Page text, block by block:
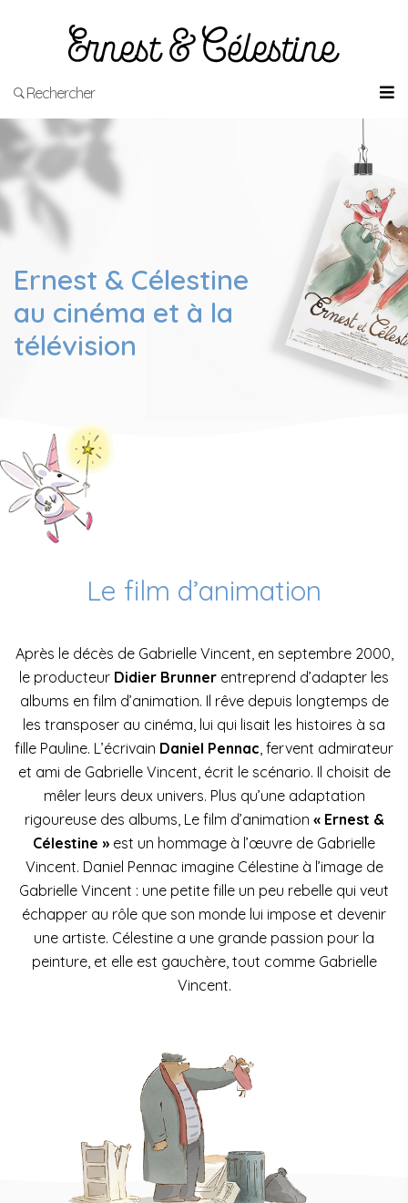
Rechercher
Ernest & Célestine
au cinéma et à la
télévision
Le film d’animation
Après le décès de Gabrielle Vincent, en septembre 2000,
le producteur Didier Brunner entreprend d’adapter les
albums en film d’animation. Il rêve depuis longtemps de
les transposer au cinéma, lui qui lisait les histoires à sa
fille Pauline. L’écrivain Daniel Pennac, fervent admirateur
et ami de Gabrielle Vincent, écrit le scénario. Il choisit de
mêler leurs deux univers. Plus qu’une adaptation
rigoureuse des albums, Le film d’animation « Ernest &
Célestine » est un hommage à l’œuvre de Gabrielle
Vincent. Daniel Pennac imagine Célestine à l’image de
Gabrielle Vincent : une petite fille un peu rebelle qui veut
échapper au rôle que son monde lui impose et devenir
une artiste. Célestine a une grande passion pour la
peinture, et elle est gauchère, tout comme Gabrielle
Vincent.